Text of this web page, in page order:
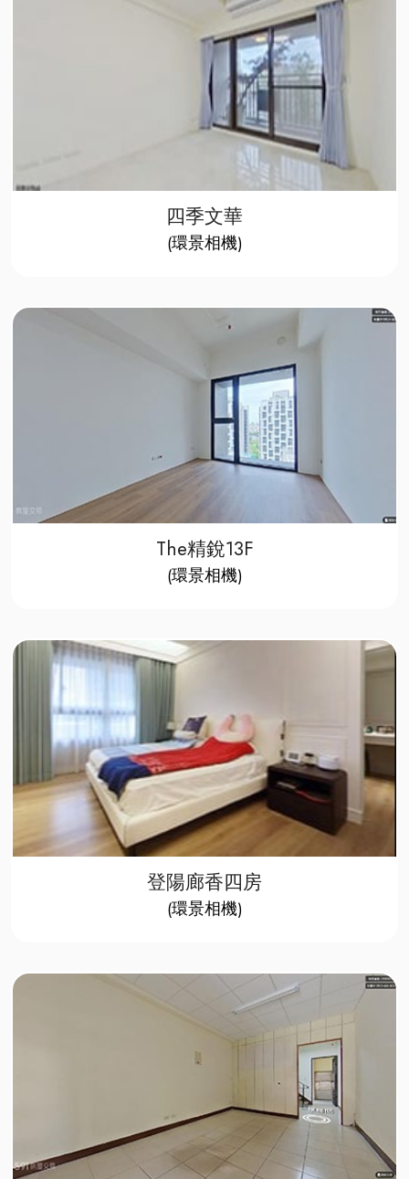
四季文華
​(環景相機)​​
The精銳13F
​(環景相機)​​
登陽廊香四房​
(環景相機)​​